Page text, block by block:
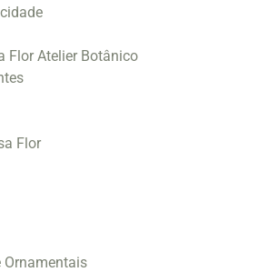
Flor Atelier Botânico
Flor
Ornamentais